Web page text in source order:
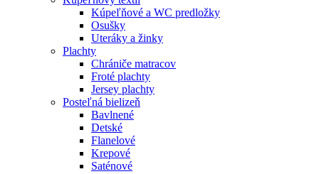
Kúpeľňové a WC predložky
Osušky
Uteráky a žinky
Plachty
Chrániče matracov
Froté plachty
Jersey plachty
Posteľná bielizeň
Bavlnené
Detské
Flanelové
Krepové
Saténové